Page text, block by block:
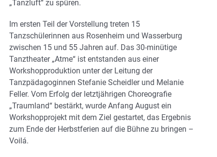
„Tanzluft“ zu spüren.
Im ersten Teil der Vorstellung treten 15
Tanzschülerinnen aus Rosenheim und Wasserburg
zwischen 15 und 55 Jahren auf. Das 30-minütige
Tanztheater „Atme“ ist entstanden aus einer
Workshopproduktion unter der Leitung der
Tanzpädagoginnen Stefanie Scheidler und Melanie
Feller. Vom Erfolg der letztjährigen Choreografie
„Traumland“ bestärkt, wurde Anfang August ein
Workshopprojekt mit dem Ziel gestartet, das Ergebnis
zum Ende der Herbstferien auf die Bühne zu bringen –
Voilá.